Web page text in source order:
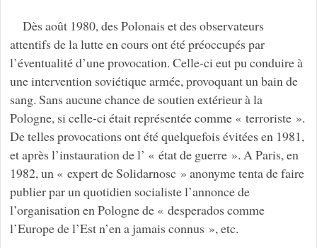
Dès août 1980, des Polonais et des observateurs
attentifs de la lutte en cours ont été préoccupés par
l’éventualité d’une provocation. Celle-ci eut pu conduire à
une intervention soviétique armée, provoquant un bain de
sang. Sans aucune chance de soutien extérieur à la
Pologne, si celle-ci était représentée comme « terroriste ».
De telles provocations ont été quelquefois évitées en 1981,
et après l’instauration de l’ « état de guerre ». A Paris, en
1982, un « expert de Solidarnosc » anonyme tenta de faire
publier par un quotidien socialiste l’annonce de
l’organisation en Pologne de « desperados comme
l’Europe de l’Est n’en a jamais connus », etc.